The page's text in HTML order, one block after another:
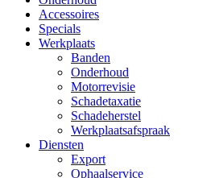
Accessoires
Specials
Werkplaats
Banden
Onderhoud
Motorrevisie
Schadetaxatie
Schadeherstel
Werkplaatsafspraak
Diensten
Export
Ophaalservice